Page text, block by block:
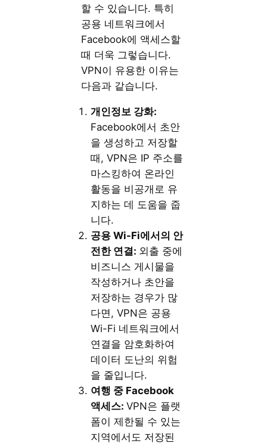
할 수 있습니다. 특히
공용 네트워크에서
Facebook에 액세스할
때 더욱 그렇습니다.
VPN이 유용한 이유는
다음과 같습니다.
개인정보 강화:
Facebook에서 초안
을 생성하고 저장할
때, VPN은 IP 주소를
마스킹하여 온라인
활동을 비공개로 유
지하는 데 도움을 줍
니다.
공용 Wi-Fi에서의 안
전한 연결: 외출 중에
비즈니스 게시물을
작성하거나 초안을
저장하는 경우가 많
다면, VPN은 공용
Wi-Fi 네트워크에서
연결을 암호화하여
데이터 도난의 위험
을 줄입니다.
여행 중 Facebook
액세스:VPN은 플랫
폼이 제한될 수 있는
지역에서도 저장된